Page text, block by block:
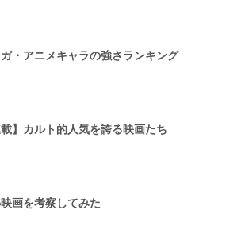
・アニメキャラの強さランキング
載】カルト的人気を誇る映画たち
画を考察してみた